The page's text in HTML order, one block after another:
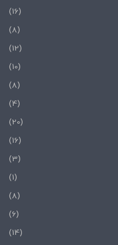
(16)
(8)
(12)
(10)
(8)
(4)
(20)
(16)
(3)
(1)
(8)
(6)
(14)